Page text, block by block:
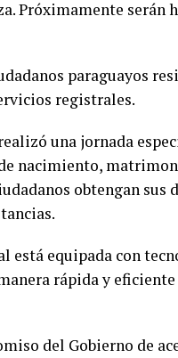
Próximamente serán
paraguayos
registrales.
una jornada
nacimiento,
obtengan sus
está equipada con
rápida y
del Gobierno de